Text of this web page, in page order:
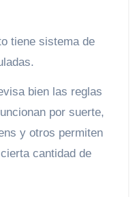
tiene sistema de
bien las reglas
por suerte,
y otros permiten
cantidad de